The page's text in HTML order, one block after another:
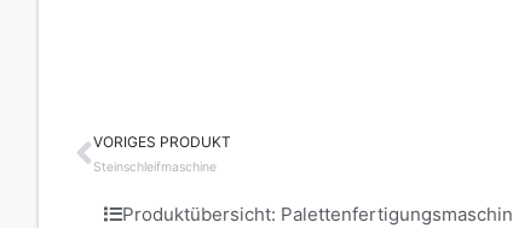
Zurück
VORIGES PRODUKT
Steinschleifmaschine
Produktübersicht: